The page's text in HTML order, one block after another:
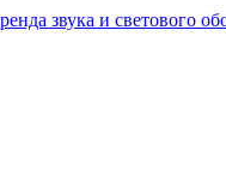
звука и светового